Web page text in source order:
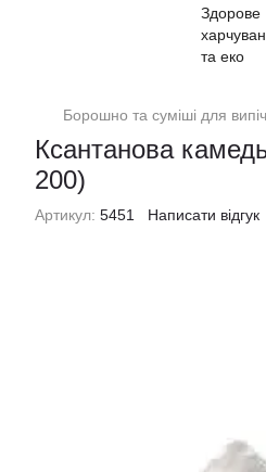
Борошно та суміші для
Ксантанова
200)
Артикул: 5451 Написати відгук